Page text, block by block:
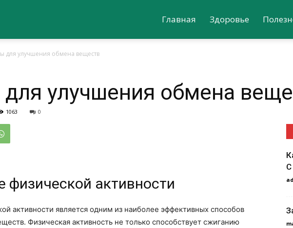
Главная Здоровье
для улучшения обмена веществ
улучшения обмена
1063 0
физической активности
активности является одним из наиболее эффективных способов
Физическая активность не только способствует сжиганию
С